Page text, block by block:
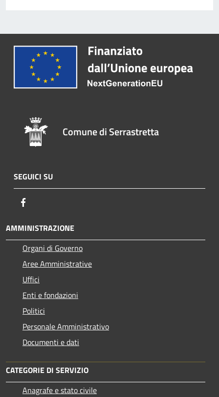
Comune di Serrastretta
SEGUICI SU
AMMINISTRAZIONE
Organi di Governo
Aree Amministrative
Uffici
Enti e fondazioni
Politici
Personale Amministrativo
Documenti e dati
CATEGORIE DI SERVIZIO
Anagrafe e stato civile